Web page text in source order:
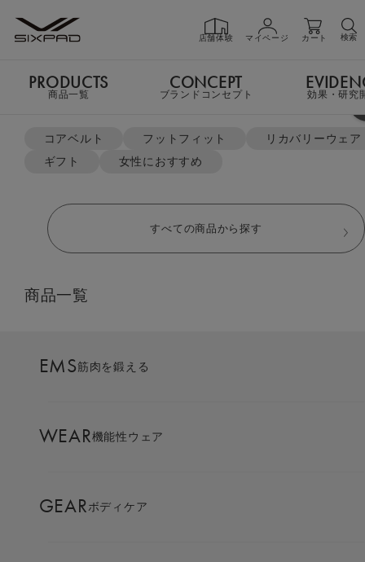
店舗体験 マイページ カート 検索
PRODUCTS 商品一覧
GIFT ギフト
SHOP
よく検索されているキーワード
コアベルト フットフィット
リカバリーウェア
ギフト
女性におすすめ
すべての商品から探す
商品一覧
EMS筋肉を鍛える
WEAR機能性ウェア
GEARボディケア
PRODUCTS
商品一覧
CONCEPT
ブランドコンセプト 効果・研究
公式ショップ限定特典をチェック
世界中の人々に、健康で生き生きした人生を。